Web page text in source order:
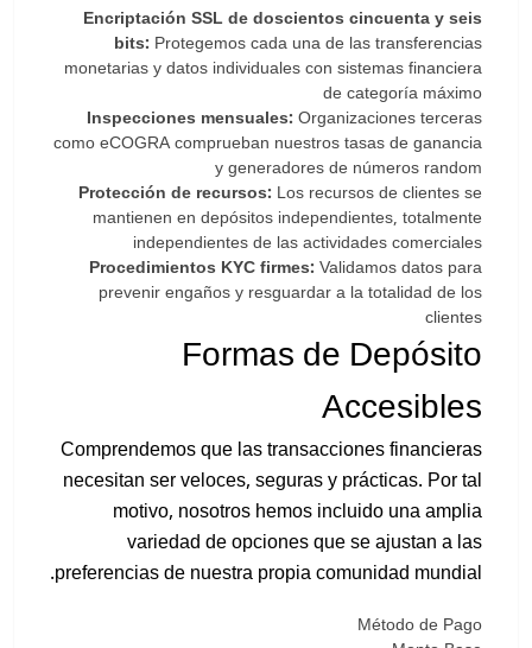
Encriptación SSL de doscientos cincuenta y seis
bits: Protegemos cada una de las transferencias
monetarias y datos individuales con sistemas financiera
de categoría máximo
Inspecciones mensuales:Organizaciones terceras
como eCOGRA comprueban nuestros tasas de ganancia
y generadores de números random
Protección de recursos: Los recursos de clientes se
mantienen en depósitos independientes, totalmente
independientes de las actividades comerciales
Procedimientos KYC firmes:Validamos datos para
prevenir engaños y resguardar a la totalidad de los
clientes
Formas de Depósito
Accesibles
Comprendemos que las transacciones financieras
necesitan ser veloces, seguras y prácticas. Por tal
motivo, nosotros hemos incluido una amplia
variedad de opciones que se ajustan a las
preferencias de nuestra propia comunidad mundial.
Método de Pago